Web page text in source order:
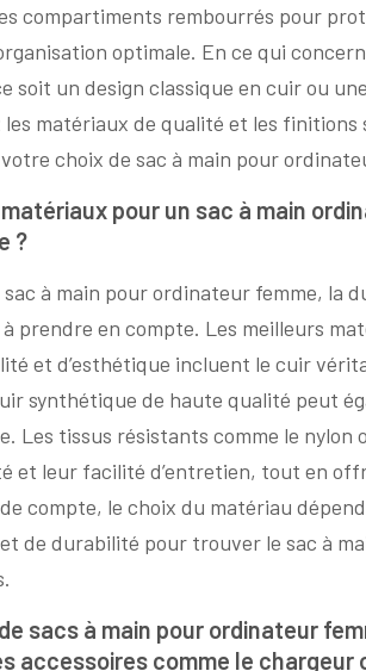
compartiments rembourrés pour
optimale. En ce qui
soit un design classique en cuir ou
matériaux de qualité et les finitions
choix de sac à main pour
pour un sac à main
?
sac à main pour ordinateur femme, la
prendre en compte. Les meilleurs
et d’esthétique incluent le cuir
synthétique de haute qualité peut
Les tissus résistants comme le nylon
et leur facilité d’entretien, tout en
compte, le choix du matériau
de durabilité pour trouver le sac à
sacs à main pour ordinateur
accessoires comme le chargeur